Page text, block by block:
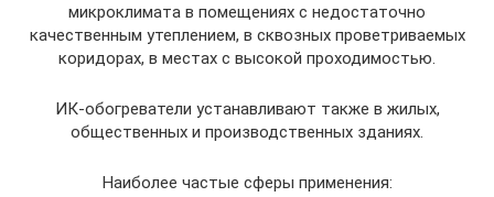
микроклимата в помещениях с недостаточно
качественным утеплением, в сквозных проветриваемых
коридорах, в местах с высокой проходимостью.
ИК-обогреватели устанавливают также в жилых,
общественных и производственных зданиях.
Наиболее частые сферы применения: